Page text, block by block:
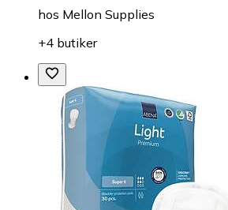
hos Mellon Supplies
+4 butiker